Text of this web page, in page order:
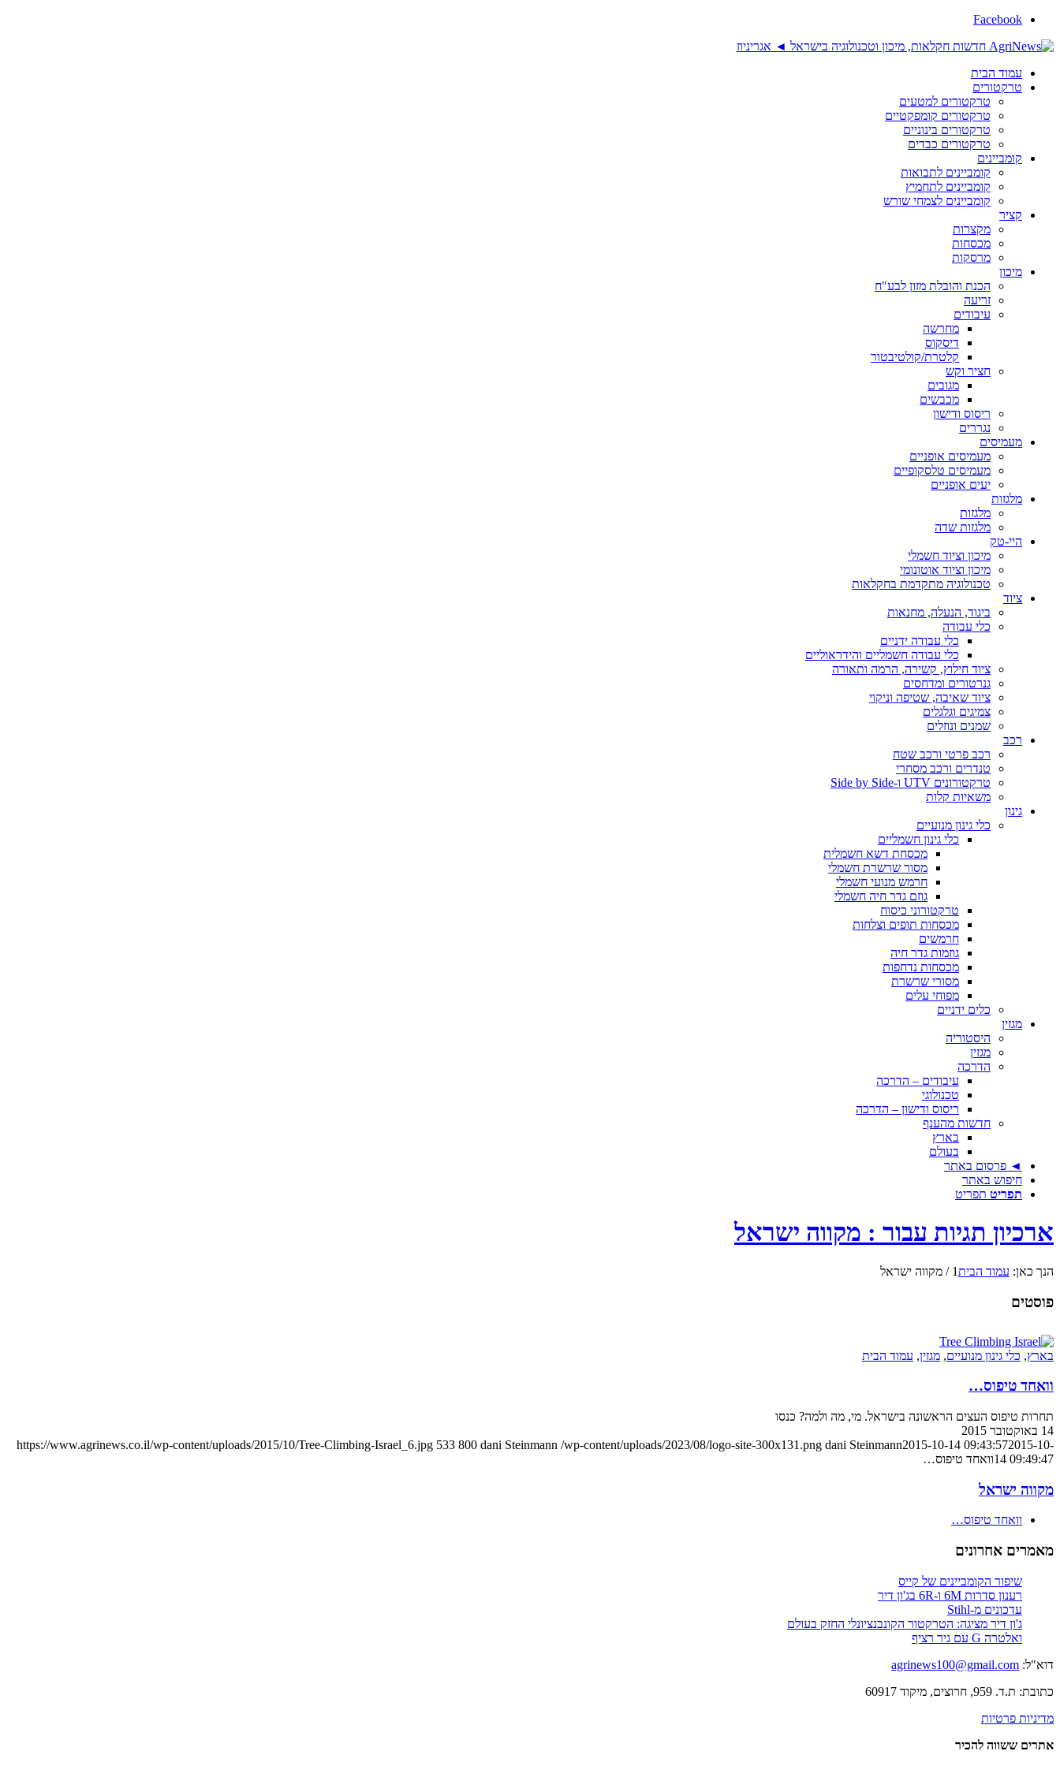
Facebook
עמוד הבית
טרקטורים
טרקטורים למטעים
טרקטורים קומפקטיים
טרקטורים בינוניים
טרקטורים כבדים
קומביינים
קומביינים לתבואות
קומביינים לתחמיץ
קומביינים לצמחי שורש
קציר
מקצרות
מכסחות
מרסקות
מיכון
הכנת והובלת מזון לבע"ח
זריעה
עיבודים
מחרשה
דיסקוס
קלטרת/קולטיבטור
חציר וקש
מגובים
מכבשים
ריסוס ודישון
נגררים
מעמיסים
מעמיסים אופניים
מעמיסים טלסקופיים
יעים אופניים
מלגזות
מלגזות
מלגזות שדה
היי-טק
מיכון וציוד חשמלי
מיכון וציוד אוטונומי
טכנולוגיה מתקדמת בחקלאות
ציוד
ביגוד, הנעלה, מחנאות
כלי עבודה
כלי עבודה ידניים
כלי עבודה חשמליים והידראוליים
ציוד חילוץ, קשירה, הרמה ותאורה
גנרטורים ומדחסים
ציוד שאיבה, שטיפה וניקוי
צמיגים וגלגלים
שמנים ונוזלים
רכב
רכב פרטי ורכב שטח
טנדרים ורכב מסחרי
טרקטורונים UTV ו-Side by Side
משאיות קלות
גינון
כלי גינון מנועיים
כלי גינון חשמליים
מכסחת דשא חשמלית
מסור שרשרת חשמלי
חרמש מנועי חשמלי
גוזם גדר חיה חשמלי
טרקטורוני כיסוח
מכסחות תופים וצלחות
חרמשים
גוזמות גדר חיה
מכסחות נדחפות
מסורי שרשרת
מפוחי עלים
כלים ידניים
מגזין
היסטוריה
מגזין
הדרכה
עיבודים – הדרכה
טכנולוגי
ריסוס ודישון – הדרכה
חדשות מהענף
בארץ
בעולם
◄ פרסום באתר
חיפוש באתר
תפריט תפריט
ארכיון תגיות עבור : מקווה ישראל
הנך כאן: עמוד הבית1
/ מקווה ישראל
פוסטים
בארץ, כלי גינון מנועיים, מגזין, עמוד הבית
וואחד טיפוס…
תחרות טיפוס העצים הראשונה בישראל. מי, מה ולמה? כנסו
14 באוקטובר 2015
https://www.agrinews.co.il/wp-content/uploads/2015/10/Tree-Climbing-Israel_6.jpg 533 800 dani Steinmann /wp-content/uploads/2023/08/logo-site-300x131.png dani Steinmann2015-10-14 09:43:572015-10-
14 09:49:47וואחד טיפוס…
מקווה ישראל
וואחד טיפוס…
מאמרים אחרונים
שיפור הקומביינים של קייס
רענון סדרות 6M ו-6R בג'ון דיר
עדכונים מ-Stihl
ג'ון דיר מציגה: הטרקטור הקונבנציונלי החזק בעולם
ואלטרה G עם גיר רציף
דוא"ל: agrinews100@gmail.com
כתובת: ת.ד. 959, חרוצים, מיקוד 60917
מדיניות פרטיות
אתרים ששווה להכיר